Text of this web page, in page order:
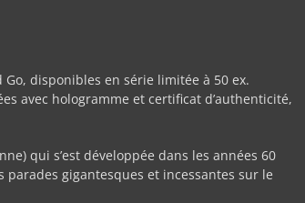
disponibles en série limitée à 50 ex.
avec hologramme et certificat d’authenticité,
qui s’est développée dans les années 60
parades gigantesques et incessantes sur le